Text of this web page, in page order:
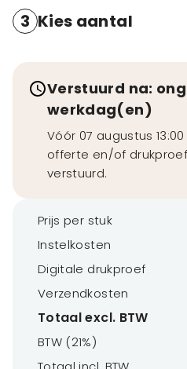
3 Kies aantal
Verstuurd na:
werkdag(en)
Vóór 07 augustus
offerte en/of
verstuurd.
Prijs per stuk
Instelkosten
Digitale drukproef
Verzendkosten
Totaal excl. BTW
BTW (21%)